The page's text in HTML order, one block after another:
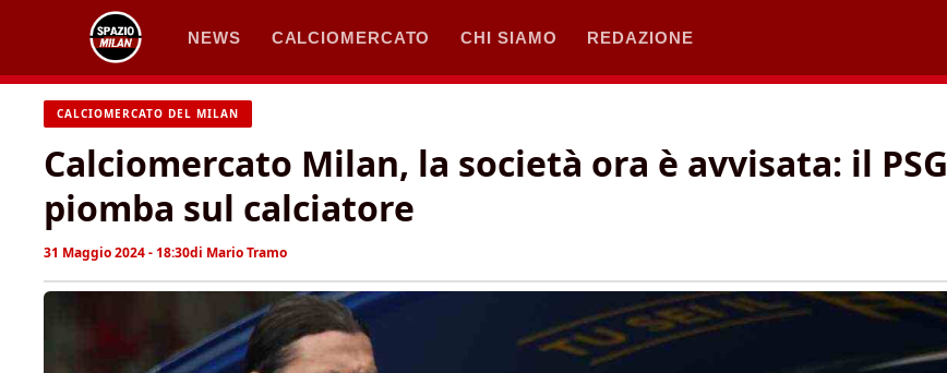
contenuto
NEWS CALCIOMERCATO CHI SIAMO REDAZIONE
CALCIOMERCATO DEL MILAN
Calciomercato Milan, la società ora è avvisata: il PSG
piomba sul calciatore
31 Maggio 2024 - 18:30di Mario Tramo